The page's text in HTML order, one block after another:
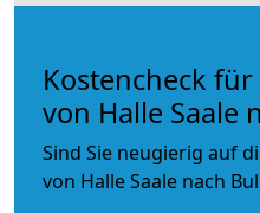
Kostencheck
von Halle Saale
Sind Sie neugierig auf
von Halle Saale nach